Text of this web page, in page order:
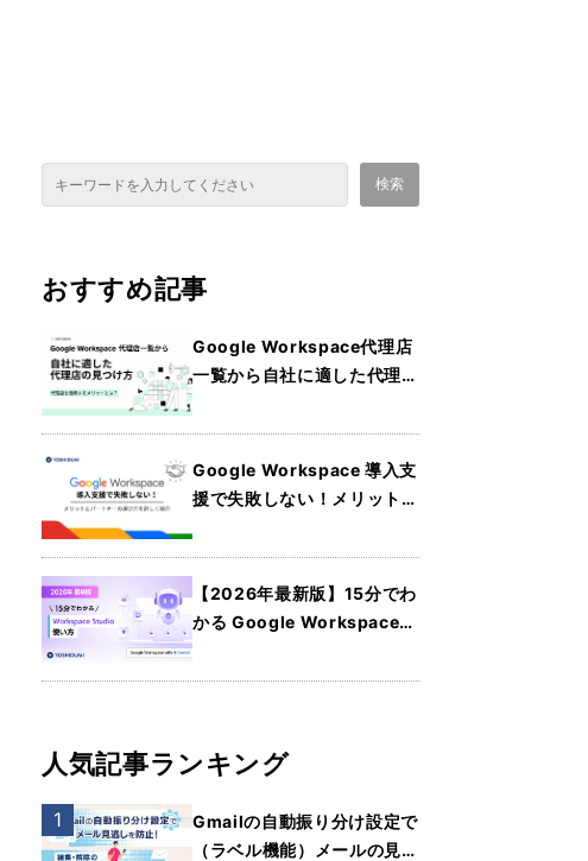
これは、自動候補機能付きの検索フィールドです。
検索
おすすめ記事
Google Workspace代理店
一覧から自社に適した代理店
く紹介
Google Workspace 導入支
援で失敗しない！メリットと
紹介
【2026年最新版】15分でわ
かる Google Workspace
人気記事ランキング
Gmailの自動振り分け設定で
（ラベル機能）メールの見逃